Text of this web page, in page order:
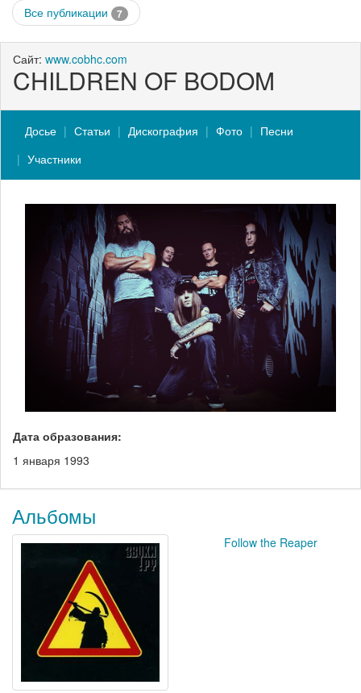
Все публикации 7
Сайт: www.cobhc.com
CHILDREN OF BODOM
Досье Статьи Дискография Фото
Песни
Участники
Дата образования:
1 января 1993
Альбомы
Follow the Reaper